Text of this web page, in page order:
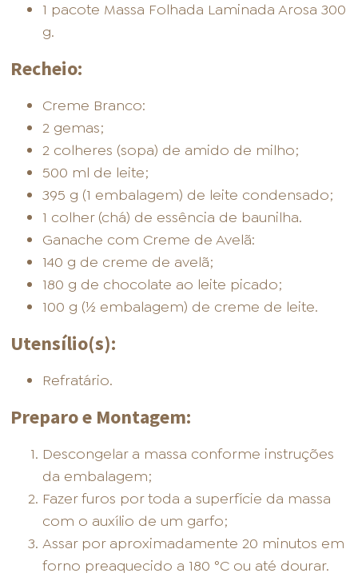
1 pacote Massa Folhada Laminada Arosa 300
g.
Recheio:
Creme Branco:
2 gemas;
2 colheres (sopa) de amido de milho;
500 ml de leite;
395 g (1 embalagem) de leite condensado;
1 colher (chá) de essência de baunilha.
Ganache com Creme de Avelã:
140 g de creme de avelã;
180 g de chocolate ao leite picado;
100 g (½ embalagem) de creme de leite.
Utensílio(s):
Refratário.
Preparo e Montagem:
Descongelar a massa conforme instruções
da embalagem;
Fazer furos por toda a superfície da massa
com o auxílio de um garfo;
Assar por aproximadamente 20 minutos em
forno preaquecido a 180 °C ou até dourar.